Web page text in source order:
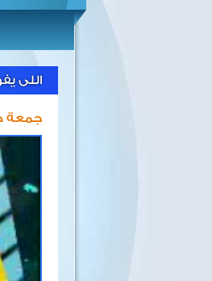
اللى
جمعة